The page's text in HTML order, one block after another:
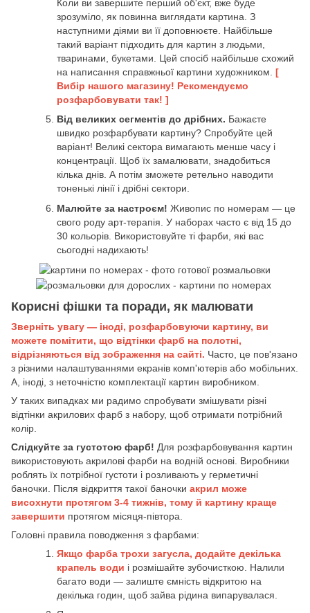
Коли ви завершите перший об'єкт, вже буде
зрозуміло, як повинна виглядати картина. З
наступними діями ви її доповнюєте. Найбільше
такий варіант підходить для картин з людьми,
тваринами, букетами. Цей спосіб найбільше схожий
на написання справжньої картини художником. [
Вибір нашого магазину! Рекомендуємо
розфарбовувати так! ]
Від великих сегментів до дрібних. Бажаєте
швидко розфарбувати картину? Спробуйте цей
варіант! Великі сектора вимагають менше часу і
концентрації. Щоб їх замалювати, знадобиться
кілька днів. А потім зможете ретельно наводити
тоненькі лінії і дрібні сектори.
Малюйте за настроєм! Живопис по номерам — це
свого роду арт-терапія. У наборах часто є від 15 до
30 кольорів. Використовуйте ті фарби, які вас
сьогодні надихають!
Корисні фішки та поради, як малювати
Зверніть увагу — іноді, розфарбовуючи картину, ви
можете помітити, що відтінки фарб на полотні,
відрізняються від зображення на сайті. Часто, це пов'язано
з різними налаштуваннями екранів комп'ютерів або мобільних.
А, іноді, з неточністю комплектації картин виробником.
У таких випадках ми радимо спробувати змішувати різні
відтінки акрилових фарб з набору, щоб отримати потрібний
колір.
Слідкуйте за густотою фарб! Для розфарбовування картин
використовують акрилові фарби на водній основі. Виробники
роблять їх потрібної густоти і розливають у герметичні
баночки. Після відкриття такої баночки акрил може
висохнути протягом 3-4 тижнів, тому й картину краще
завершити протягом місяця-півтора.
Головні правила поводження з фарбами:
Якщо фарба трохи загусла, додайте декілька
крапель води і розмішайте зубочисткою. Налили
багато води — залиште ємність відкритою на
декілька годин, щоб зайва рідина випарувалася.